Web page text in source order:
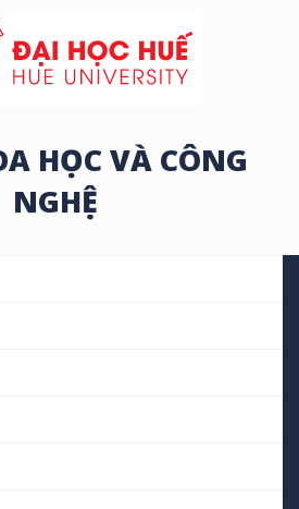
HỌC VÀ CÔNG
NGHỆ